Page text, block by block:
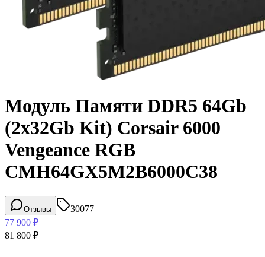
Модуль Памяти DDR5 64Gb
(2x32Gb Kit) Corsair 6000
Vengeance RGB
CMH64GX5M2B6000C38
Отзывы
30077
77 900 ₽
81 800 ₽